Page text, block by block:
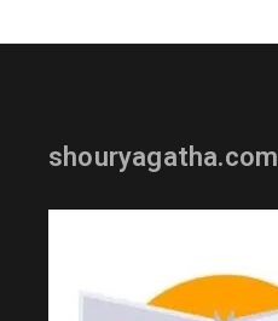
shouryagatha.com